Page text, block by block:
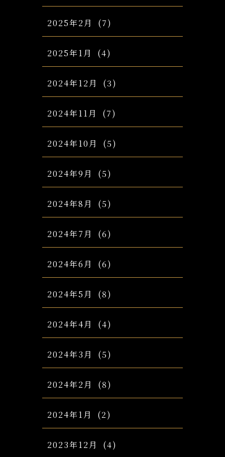
2025年2月 (7)
2025年1月 (4)
2024年12月 (3)
2024年11月 (7)
2024年10月 (5)
2024年9月 (5)
2024年8月 (5)
2024年7月 (6)
2024年6月 (6)
2024年5月 (8)
2024年4月 (4)
2024年3月 (5)
2024年2月 (8)
2024年1月 (2)
2023年12月 (4)